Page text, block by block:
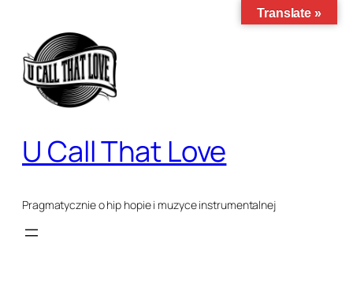
treści
U Call That Love
Pragmatycznie o hip hopie i muzyce instrumentalnej
Translate »